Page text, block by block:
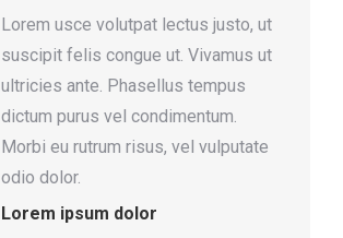
Lorem usce volutpat lectus justo, ut
suscipit felis congue ut. Vivamus ut
ultricies ante. Phasellus tempus
dictum purus vel condimentum.
Morbi eu rutrum risus, vel vulputate
odio dolor.
Lorem ipsum dolor